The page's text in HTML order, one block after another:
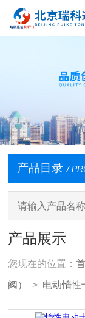
产品目录 /
产品展示
您现在的位置：
阀） > 电动惰性